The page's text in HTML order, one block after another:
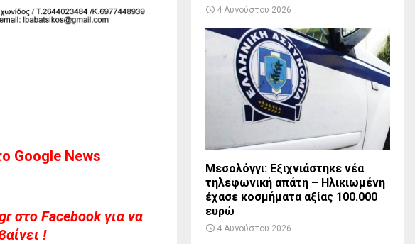
Google News
στο Facebook για να
!
4 Αυγούστου 2026
Μεσολόγγι: Εξιχνιάστηκε νέα
τηλεφωνική απάτη – Ηλικιωμένη
έχασε κοσμήματα αξίας 100.000
ευρώ
4 Αυγούστου 2026